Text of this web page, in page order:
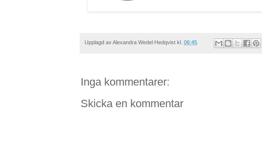
Upplagd avAlexandra Wedel Hedqvist kl. 06:45
Inga kommentarer:
Skicka en kommentar